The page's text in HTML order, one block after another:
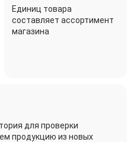
Единиц товара
составляет ассортимент
магазина
для проверки
продукцию из новых